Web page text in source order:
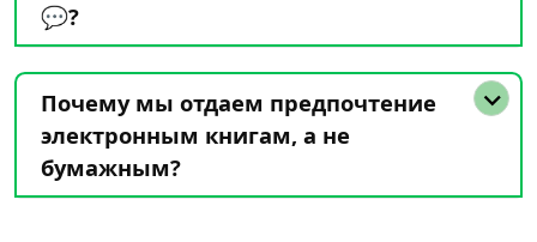
💬?
Почему мы отдаем предпочтение
электронным книгам, а не
бумажным?